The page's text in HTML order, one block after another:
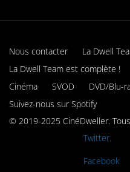
Nous contacter
La Dwell
La Dwell Team est complète !
Cinéma
SVOD
DVD/Blu-
Suivez-nous sur Spotify
© 2019-2025 CinéDweller.
Twitter.
Facebook